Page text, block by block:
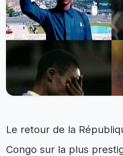
Le retour de la
Congo sur la plus